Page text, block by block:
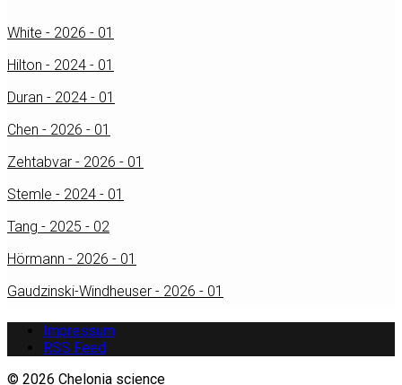
White - 2026 - 01
Hilton - 2024 - 01
Duran - 2024 - 01
Chen - 2026 - 01
Zehtabvar - 2026 - 01
Stemle - 2024 - 01
Tang - 2025 - 02
Hörmann - 2026 - 01
Gaudzinski-Windheuser - 2026 - 01
Impressum
RSS Feed
© 2026 Chelonia science